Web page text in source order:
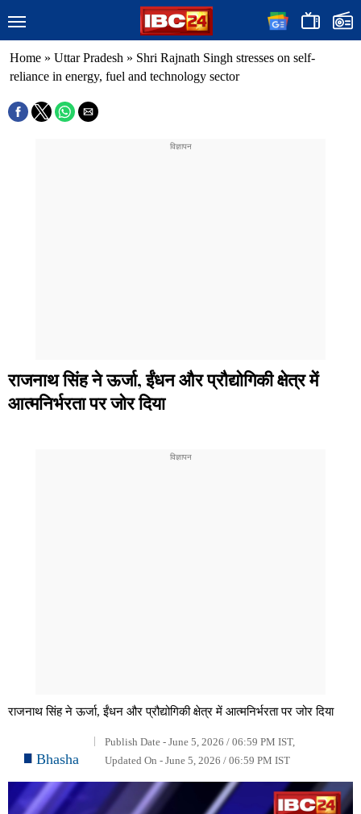
Home » Uttar Pradesh » Shri Rajnath Singh stresses on self-
reliance in energy, fuel and technology sector
राजनाथ सिंह ने ऊर्जा, ईंधन और प्रौद्योगिकी क्षेत्र में
आत्मनिर्भरता पर जोर दिया
राजनाथ सिंह ने ऊर्जा, ईंधन और प्रौद्योगिकी क्षेत्र में आत्मनिर्भरता पर जोर दिया
Bhasha
Publish Date - June 5, 2026 / 06:59 PM IST,
Updated On - June 5, 2026 / 06:59 PM IST